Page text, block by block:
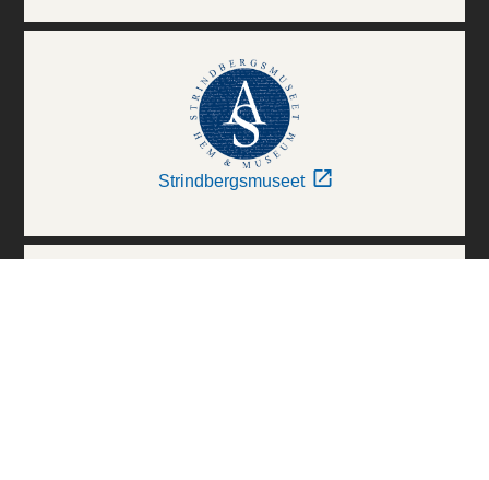
Strindbergsmuseet